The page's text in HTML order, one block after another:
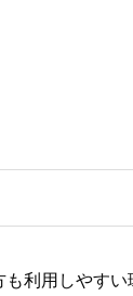
利用しやすい